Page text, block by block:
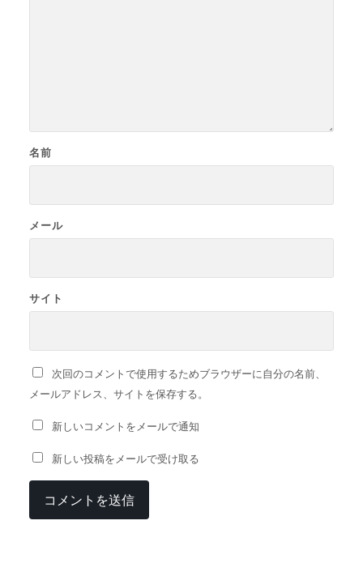
名前
メール
サイト
次回のコメントで使用するためブラウザーに自分の名前、
メールアドレス、サイトを保存する。
新しいコメントをメールで通知
新しい投稿をメールで受け取る